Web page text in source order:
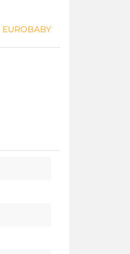
EUROBABY